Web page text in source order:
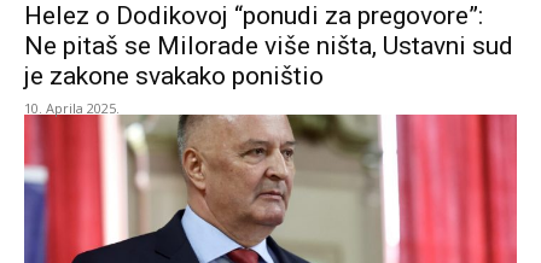
Helez o Dodikovoj “ponudi za pregovore”:
Ne pitaš se Milorade više ništa, Ustavni sud
je zakone svakako poništio
10. Aprila 2025.